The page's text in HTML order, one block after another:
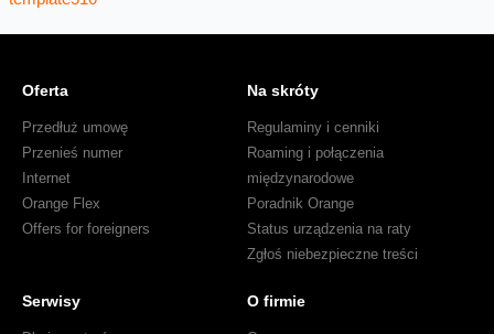
Oferta
Przedłuż umowę
Przenieś numer
Internet
Orange Flex
Offers for foreigners
Na skróty
Regulaminy i cenniki
Roaming i połączenia
międzynarodowe
Poradnik Orange
Status urządzenia na raty
Zgłoś niebezpieczne treści
Serwisy O firmie